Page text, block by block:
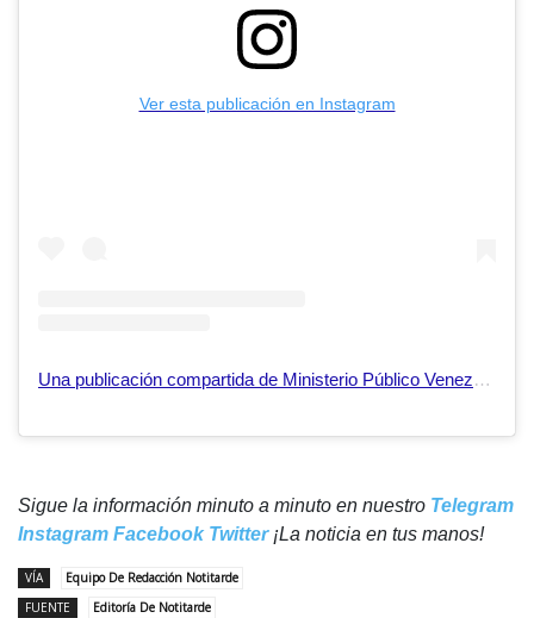
Ver esta publicación en Instagram
Una publicación compartida de Ministerio Público Venezuela🇻🇪 (@mpublicove)
Sigue la información minuto a minuto en nuestro Telegram
Instagram Facebook Twitter¡La noticia en tus manos!
VÍA
Equipo De Redacción Notitarde
FUENTE
Editoría De Notitarde